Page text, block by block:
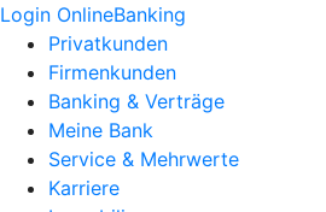
Login OnlineBanking
Privatkunden
Firmenkunden
Banking & Verträge
Meine Bank
Service & Mehrwerte
Karriere